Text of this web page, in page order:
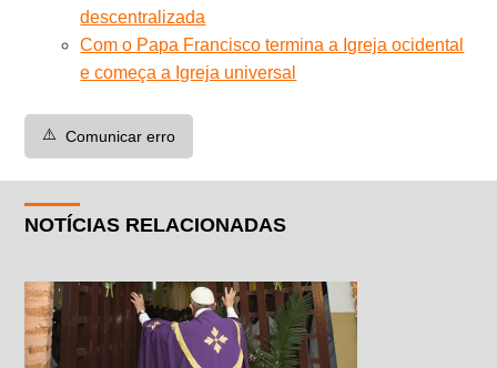
descentralizada
Com o Papa Francisco termina a Igreja ocidental
e começa a Igreja universal
⚠️ Comunicar erro
NOTÍCIAS RELACIONADAS